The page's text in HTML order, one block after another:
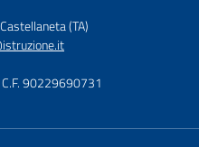
(TA)
90229690731